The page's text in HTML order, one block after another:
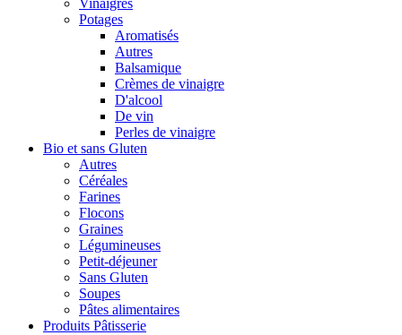
Vinaigres
Potages
Aromatisés
Autres
Balsamique
Crèmes de vinaigre
D'alcool
De vin
Perles de vinaigre
Bio et sans Gluten
Autres
Céréales
Farines
Flocons
Graines
Légumineuses
Petit-déjeuner
Sans Gluten
Soupes
Pâtes alimentaires
Produits Pâtisserie